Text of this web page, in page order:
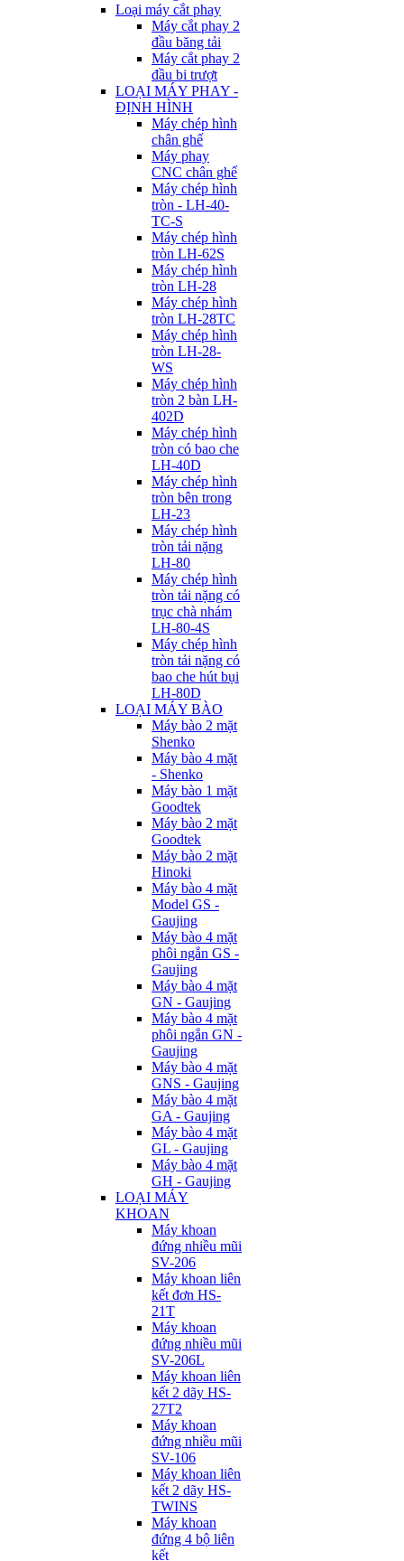
Loại máy cắt phay
Máy cắt phay 2
đầu băng tải
Máy cắt phay 2
đầu bi trượt
LOẠI MÁY PHAY -
ĐỊNH HÌNH
Máy chép hình
chân ghế
Máy phay
CNC chân ghế
Máy chép hình
tròn - LH-40-
TC-S
Máy chép hình
tròn LH-62S
Máy chép hình
tròn LH-28
Máy chép hình
tròn LH-28TC
Máy chép hình
tròn LH-28-
WS
Máy chép hình
tròn 2 bàn LH-
402D
Máy chép hình
tròn có bao che
LH-40D
Máy chép hình
tròn bên trong
LH-23
Máy chép hình
tròn tải nặng
LH-80
Máy chép hình
tròn tải nặng có
trục chà nhám
LH-80-4S
Máy chép hình
tròn tải nặng có
bao che hút bụi
LH-80D
LOẠI MÁY BÀO
Máy bào 2 mặt
Shenko
Máy bào 4 mặt
- Shenko
Máy bào 1 mặt
Goodtek
Máy bào 2 mặt
Goodtek
Máy bào 2 mặt
Hinoki
Máy bào 4 mặt
Model GS -
Gaujing
Máy bào 4 mặt
phôi ngắn GS -
Gaujing
Máy bào 4 mặt
GN - Gaujing
Máy bào 4 mặt
phôi ngắn GN -
Gaujing
Máy bào 4 mặt
GNS - Gaujing
Máy bào 4 mặt
GA - Gaujing
Máy bào 4 mặt
GL - Gaujing
Máy bào 4 mặt
GH - Gaujing
LOẠI MÁY
KHOAN
Máy khoan
đứng nhiều mũi
SV-206
Máy khoan liên
kết đơn HS-
21T
Máy khoan
đứng nhiều mũi
SV-206L
Máy khoan liên
kết 2 dãy HS-
27T2
Máy khoan
đứng nhiều mũi
SV-106
Máy khoan liên
kết 2 dãy HS-
TWINS
Máy khoan
đứng 4 bộ liên
kết